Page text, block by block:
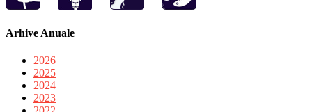
Arhive Anuale
2026
2025
2024
2023